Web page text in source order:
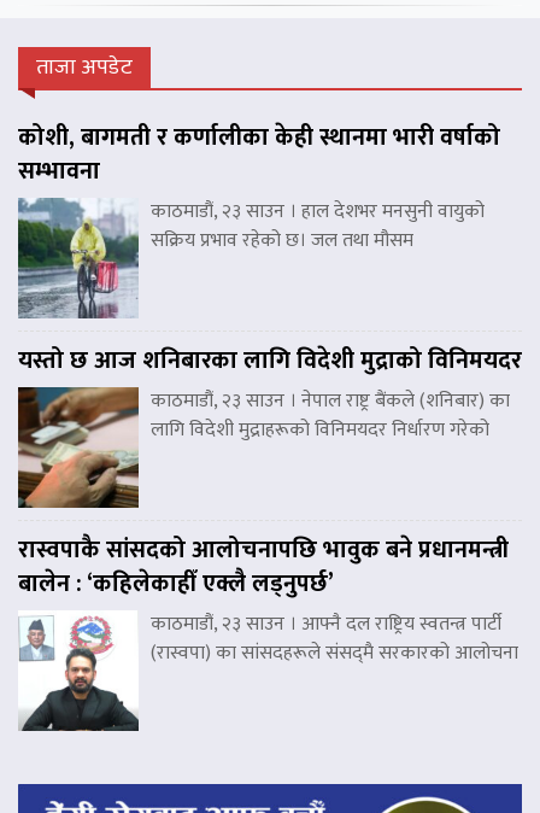
ताजा अपडेट
कोशी, बागमती र कर्णालीका केही स्थानमा भारी वर्षाको
सम्भावना
काठमाडौं, २३ साउन । हाल देशभर मनसुनी वायुको
सक्रिय प्रभाव रहेको छ। जल तथा मौसम
यस्तो छ आज शनिबारका लागि विदेशी मुद्राको विनिमयदर
काठमाडौं, २३ साउन । नेपाल राष्ट्र बैंकले (शनिबार) का
लागि विदेशी मुद्राहरूको विनिमयदर निर्धारण गरेको
रास्वपाकै सांसदको आलोचनापछि भावुक बने प्रधानमन्त्री
बालेन : ‘कहिलेकाहीँ एक्लै लड्नुपर्छ’
काठमाडौं, २३ साउन । आफ्नै दल राष्ट्रिय स्वतन्त्र पार्टी
(रास्वपा) का सांसदहरूले संसद्‌मै सरकारको आलोचना